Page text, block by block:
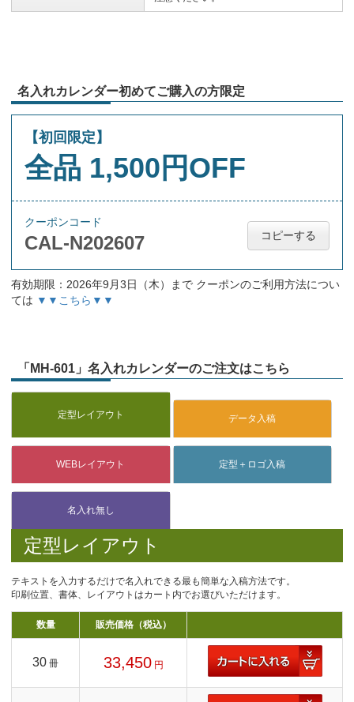
名入れカレンダー初めてご購入の方限定
【初回限定】
全品 1,500円OFF
クーポンコード
CAL-N202607 コピーする
有効期限：2026年9月3日（木）まで クーポンのご利用方法につい
ては ▼▼こちら▼▼
「MH-601」名入れカレンダーのご注文はこちら
定型レイアウト
テキストを入力するだけで名入れできる最も簡単な入稿方法です。
印刷位置、書体、レイアウトはカート内でお選びいただけます。
数量 販売価格（税込）
30 冊 33,450 円